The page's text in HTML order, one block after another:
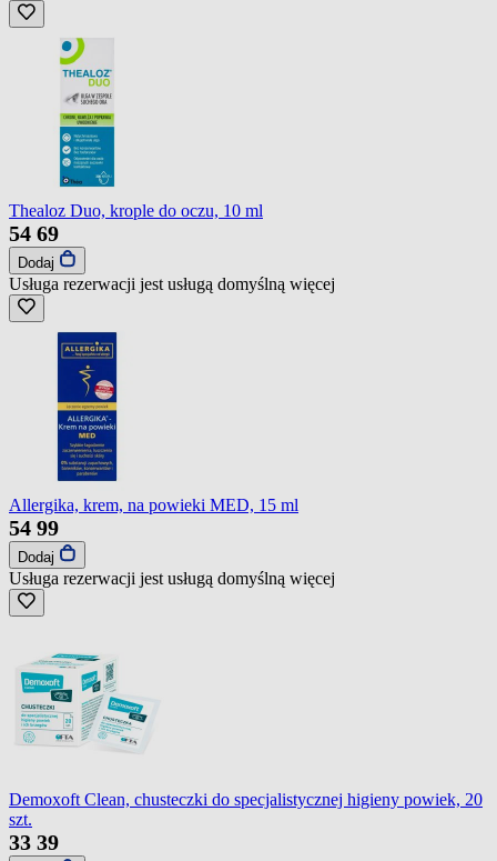
Thealoz Duo, krople do oczu, 10 ml
54 69
Dodaj
Usługa rezerwacji jest usługą domyślną więcej
Allergika, krem, na powieki MED, 15 ml
54 99
Dodaj
Usługa rezerwacji jest usługą domyślną więcej
Demoxoft Clean, chusteczki do specjalistycznej higieny powiek, 20
szt.
33 39